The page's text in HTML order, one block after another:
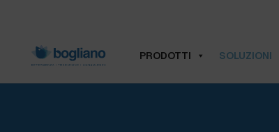
PRODOTTI SOLUZIONI